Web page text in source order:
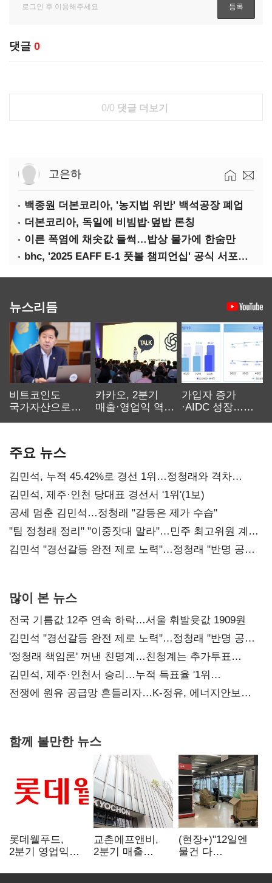
댓글 0
0/0 댓글 더보기
고은하
백종원 더본코리아, '농지법 위반' 백석공장 폐업
더본코리아, 독일에 비빔밥·덮밥 론칭
이른 폭염에 채솟값 들썩…밥상 물가에 한숨만
bhc, '2025 EAFF E-1 풋볼 챔피언십' 공식 서포터 참여
뉴스리듬
비트코인도
국가자산으로…'
카카오, 2분기
매출·영업익 역대
가입자 증가
·AIDC 성장…
주요 뉴스
김민석, 누적 45.42%로 경선 1위…정청래와 격차
0.86%p(2보)
김민석, 제주·인천 당대표 경선서 '1위'(1보)
공세 멈춘 김민석…정청래 "갈등은 제가 수습"
"팀 정청래 정리" "이중잣대 말라"…민주 최고위원 계파
다툼 격화
김민석 "경선갈등 완전 제로 노력"…정청래 "반명 공세
많이 본 뉴스
전국 기름값 12주 연속 하락…서울 휘발윳값 1909원
김민석 "경선갈등 완전 제로 노력"…정청래 "반명 공세
사과부터"
'정청래 책임론' 꺼낸 친명계…친청계는 추가투표
때리기
김민석, 제주·인천서 승리…누적 득표율 '1위
탈환'(종합)
전쟁에 원유 공급망 흔들리자…K-정유, 에너지안보
함께 볼만한 뉴스
롯데웰푸드,
2분기 영업익
사업이 실적 견인
교촌에프앤비,
2분기 매출
전년보다 4.9%↑
(현장+)"12일엔
물건 다
매대 채우며 문